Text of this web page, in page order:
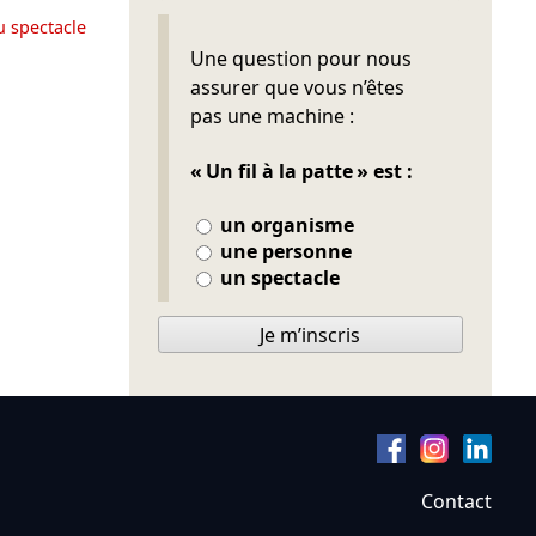
spectacle
Une question pour nous
assurer que vous n’êtes
pas une machine :
« Un fil à la patte » est :
un organisme
une personne
un spectacle
Ne pas remplir
Je m’inscris
Contact